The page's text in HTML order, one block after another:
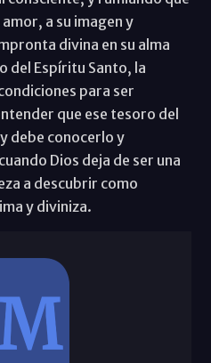
a su imagen y
divina en su alma
del Espíritu Santo, la
para ser
que ese tesoro del
debe conocerlo y
Dios deja de ser una
a descubrir como
y diviniza.